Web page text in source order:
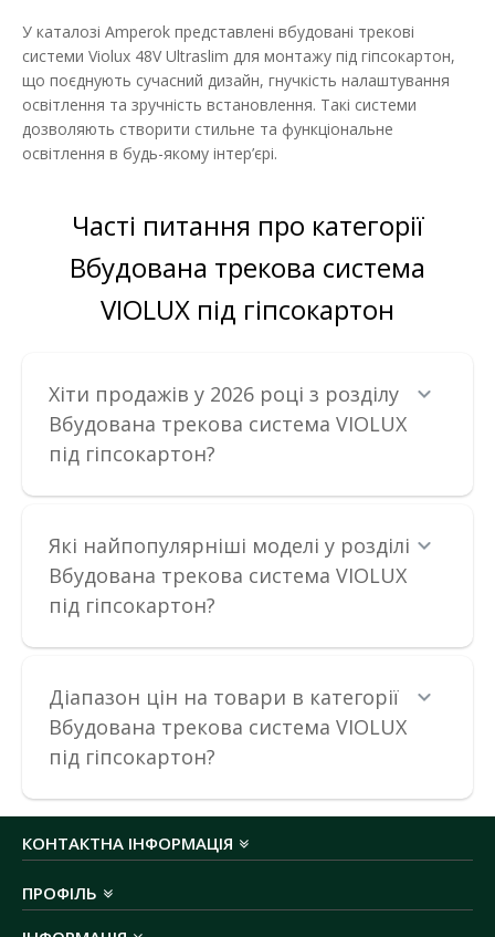
В закладки
Магнітний трековий світильник UST-G 12W 4000K
48V IP20 чорний Violux
Наявність: В наявності
438.52 грн
В порівняння
У каталозі Amperok представлені вбудовані трекові
системи Violux 48V Ultraslim для монтажу під гіпсокартон,
що поєднують сучасний дизайн, гнучкість налаштування
освітлення та зручність встановлення. Такі системи
дозволяють створити стильне та функціональне
освітлення в будь-якому інтер’єрі.
Часті питання про категорії
Вбудована трекова система
VIOLUX під гіпсокартон
Хіти продажів у 2026 році з розділу
Вбудована трекова система VIOLUX
під гіпсокартон?
Які найпопулярніші моделі у розділі
Вбудована трекова система VIOLUX
під гіпсокартон?
Діапазон цін на товари в категорії
Вбудована трекова система VIOLUX
під гіпсокартон?
КОНТАКТНА ІНФОРМАЦІЯ
ПРОФІЛЬ